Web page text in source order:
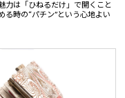
力は「ひねるだけ」で開くこと
る時の“パチン”という心地よい